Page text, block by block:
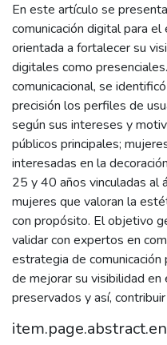
En este artículo se
comunicación digital para
orientada a fortalecer su
digitales como
comunicacional, se
precisión los perfiles de
según sus intereses y
públicos principales;
interesadas en la
25 y 40 años vinculadas al
mujeres que valoran la
con propósito. El objetivo
validar con expertos en
estrategia de
de mejorar su visibilidad
preservados y así,